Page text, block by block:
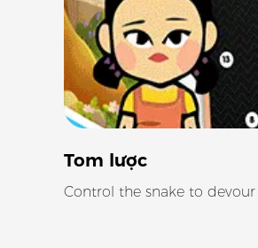
Tom lược
Control the snake to